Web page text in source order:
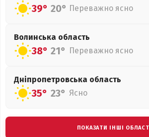
39° 20° Переважно ясно
Волинська область
38° 21° Переважно ясно
Дніпропетровська область
35° 23° Ясно
ПОКАЗАТИ ІНШІ